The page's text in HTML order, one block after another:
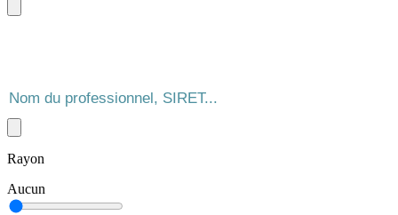
Rayon
Aucun